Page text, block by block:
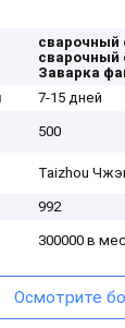
сварочный
сварочный
Заварка
7-15 дней
500
Taizhou
992
300000 в
Осмотрите